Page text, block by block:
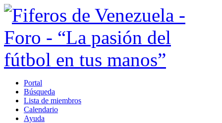
Portal
Búsqueda
Lista de miembros
Calendario
Ayuda